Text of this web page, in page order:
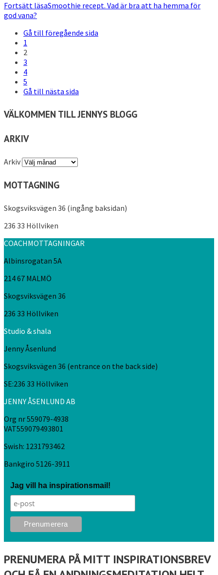
Fortsätt läsaSmoothie recept. Vad är bra att ha hemma för
god vana?
Gå till föregående sida
1
2
3
4
5
Gå till nästa sida
VÄLKOMMEN TILL JENNYS BLOGG
ARKIV
Arkiv
MOTTAGNING
Skogsviksvägen 36 (ingång baksidan)
236 33 Höllviken
COACHMOTTAGNINGAR
Albinsrogatan 5A
214 67 MALMÖ
Skogsviksvägen 36
236 33 Höllviken
Studio & shala
Jenny Åsenlund
Skogsviksvägen 36 (entrance on the back side)
SE:236 33 Höllviken
JENNY ÅSENLUND AB
Org nr 559079-4938
VAT559079493801
Swish: 1231793462
Bankgiro 5126-3911
Jag vill ha inspirationsmail!
PRENUMERA PÅ MITT INSPIRATIONSBREV